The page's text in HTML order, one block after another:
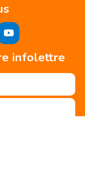
infolettre